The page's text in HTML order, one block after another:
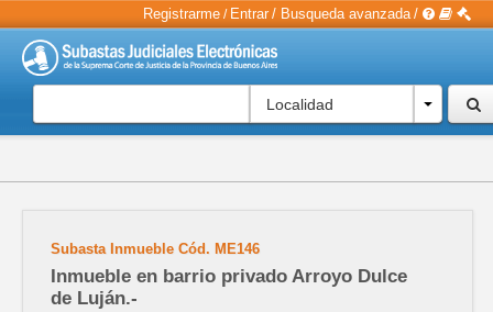
Registrarme / Entrar / Busqueda avanzada /
Localidad
Subasta Inmueble Cód. ME146
Inmueble en barrio privado Arroyo Dulce
de Luján.-